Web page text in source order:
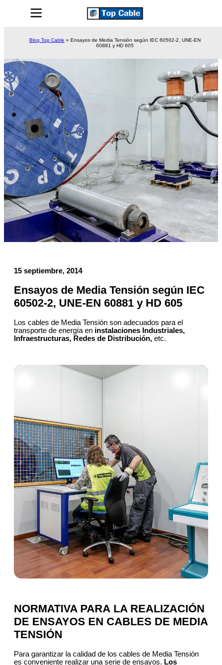
Blog Top Cable » Ensayos de Media Tensión según IEC 60502-2, UNE-EN
60881 y HD 605
15 septiembre, 2014
Ensayos de Media Tensión según IEC
60502-2, UNE-EN 60881 y HD 605
Los cables de Media Tensión son adecuados para el
transporte de energía en instalaciones Industriales,
Infraestructuras, Redes de Distribución, etc.
NORMATIVA PARA LA REALIZACIÓN
DE ENSAYOS EN CABLES DE MEDIA
TENSIÓN
Para garantizar la calidad de los cables de Media Tensión
es conveniente realizar una serie de ensayos. Los